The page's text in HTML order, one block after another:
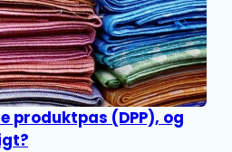
produktpas (DPP), og